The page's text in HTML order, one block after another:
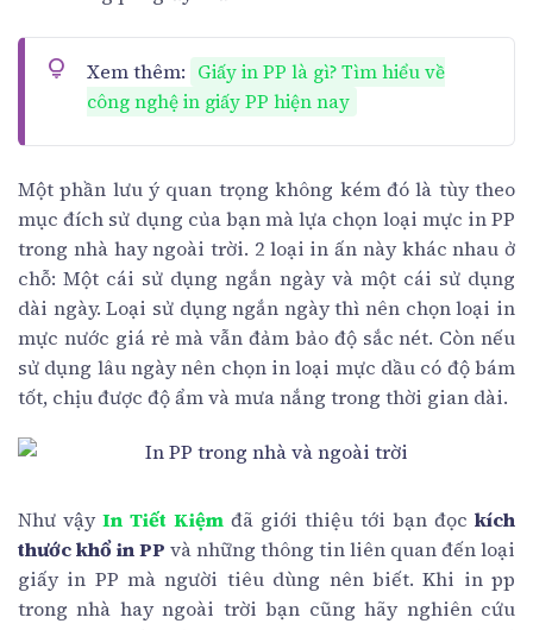
Xem thêm: Giấy in PP là gì? Tìm hiểu về
công nghệ in giấy PP hiện nay
Một phần lưu ý quan trọng không kém đó là tùy theo
mục đích sử dụng của bạn mà lựa chọn loại mực in PP
trong nhà hay ngoài trời. 2 loại in ấn này khác nhau ở
chỗ: Một cái sử dụng ngắn ngày và một cái sử dụng
dài ngày. Loại sử dụng ngắn ngày thì nên chọn loại in
mực nước giá rẻ mà vẫn đảm bảo độ sắc nét. Còn nếu
sử dụng lâu ngày nên chọn in loại mực dầu có độ bám
tốt, chịu được độ ẩm và mưa nắng trong thời gian dài.
Như vậy In Tiết Kiệm đã giới thiệu tới bạn đọc kích
thước khổ in PP và những thông tin liên quan đến loại
giấy in PP mà người tiêu dùng nên biết. Khi in pp
trong nhà hay ngoài trời bạn cũng hãy nghiên cứu